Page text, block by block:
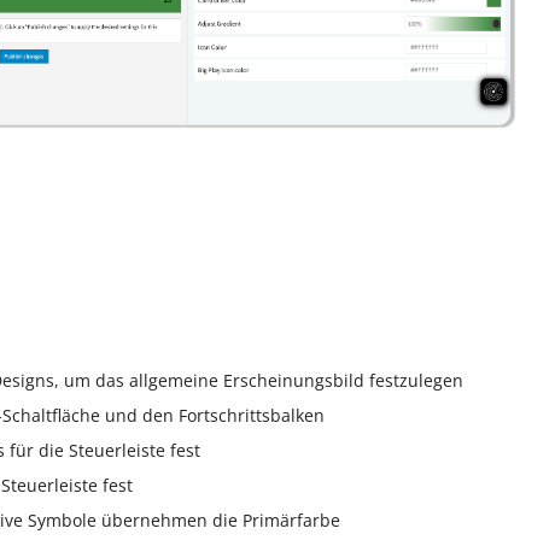
um das allgemeine Erscheinungsbild festzulegen
und den Fortschrittsbalken
für die Steuerleiste fest
fest
Symbole übernehmen die Primärfarbe